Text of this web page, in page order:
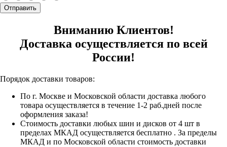
Отправить
Вниманию Клиентов!
Доставка осуществляется по всей
России!
Порядок доставки товаров:
По г. Москве и Московской области доставка любого
товара осуществляется в течение 1-2 раб.дней после
оформления заказа!
Стоимость доставки любых шин и дисков от 4 шт в
пределах МКАД осуществляется бесплатно . За пределы
МКАД и по Московской области стоимость доставки